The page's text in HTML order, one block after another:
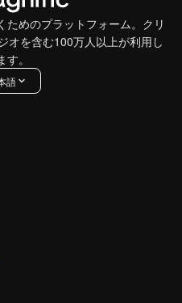
めのプラットフォーム。クリ
オを含む100万人以上が利用し
す。
語